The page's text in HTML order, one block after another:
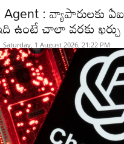
: వ్యాపారులకు
ఉంటే చాలా వరకు ఖర్చు
Saturday, 1 August 2026, 21:22 PM